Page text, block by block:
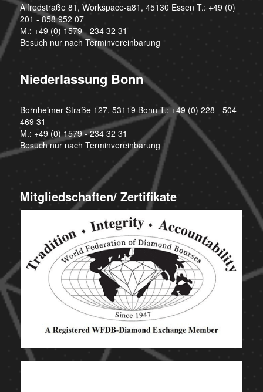
Alfredstraße 81, Workspace-a81, 45130 Essen T.: +49 (0)
201 - 858 952 07
M.: +49 (0) 1579 - 234 32 31
Besuch nur nach Terminvereinbarung
Niederlassung Bonn
Bornheimer Straße 127, 53119 Bonn T.:+49 (0) 228 - 504
469 31
M.: +49 (0) 1579 - 234 32 31
Besuch nur nach Terminvereinbarung
Mitgliedschaften/ Zertifikate